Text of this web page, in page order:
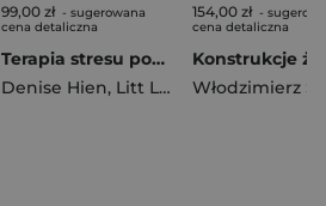
Lidia
99,00 zł - sugerowana
cena detaliczna
Terapia stresu pourazowego i ryzykownego używania substancji psychoaktywnych. Podejście integracyjne
Denise Hien, Litt Lisa Caren
154,00 zł -
cena detaliczna